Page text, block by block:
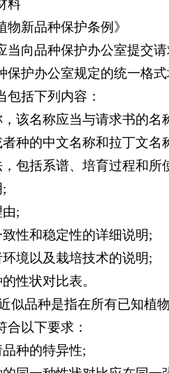
料
新品种保护条例》
当向品种保护办公室提交
保护办公室规定的统一格
包括下列内容：
该名称应当与请求书的名
种的中文名称和拉丁文名
包括系谱、培育过程和
;
性和稳定性的详细说明;
境以及栽培技术的说明;
性状对比表。
似品种是指在所有已知植
合以下要求：
种的特异性;